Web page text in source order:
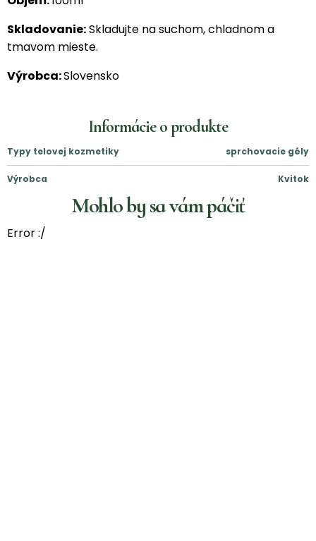
Skladovanie:Skladujte na suchom, chladnom a
tmavom mieste.
Výrobca:Slovensko
Informácie o produkte
Typy telovej kozmetiky sprchovacie gély
Výrobca Kvitok
Mohlo by sa vám páčiť
Error :/